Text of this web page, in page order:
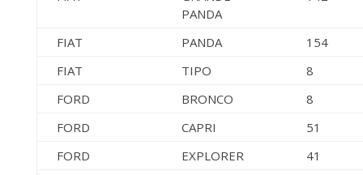
PANDA
FIAT PANDA
154
FIAT
TIPO
8
FORD
BRONCO
8
FORD
CAPRI
51
FORD
EXPLORER
41